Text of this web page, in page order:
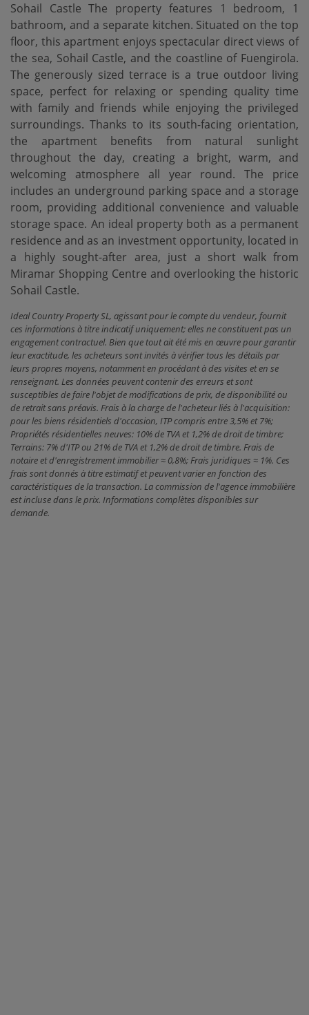
Sohail Castle The property features 1 bedroom, 1
bathroom, and a separate kitchen. Situated on the top
floor, this apartment enjoys spectacular direct views of
the sea, Sohail Castle, and the coastline of Fuengirola.
The generously sized terrace is a true outdoor living
space, perfect for relaxing or spending quality time
with family and friends while enjoying the privileged
surroundings. Thanks to its south-facing orientation,
the apartment benefits from natural sunlight
throughout the day, creating a bright, warm, and
welcoming atmosphere all year round. The price
includes an underground parking space and a storage
room, providing additional convenience and valuable
storage space. An ideal property both ‌as ‌a ‌permanent
‌residence and ‌as an investment ‌opportunity, ‌located in
‌a highly sought-after area, just a short walk ‌from
‌Miramar Shopping Centre ‌and ‌overlooking ‌the ‌historic
‌Sohail ‌Castle.
Ideal Country Property SL, agissant pour le compte du vendeur, fournit
ces informations à titre indicatif uniquement; elles ne constituent pas un
engagement contractuel. Bien que tout ait été mis en œuvre pour garantir
leur exactitude, les acheteurs sont invités à vérifier tous les détails par
leurs propres moyens, notamment en procédant à des visites et en se
renseignant. Les données peuvent contenir des erreurs et sont
susceptibles de faire l'objet de modifications de prix, de disponibilité ou
de retrait sans préavis. Frais à la charge de l'acheteur liés à l'acquisition:
pour les biens résidentiels d'occasion, ITP compris entre 3,5% et 7%;
Propriétés résidentielles neuves: 10% de TVA et 1,2% de droit de timbre;
Terrains: 7% d'ITP ou 21% de TVA et 1,2% de droit de timbre. Frais de
notaire et d'enregistrement immobilier ≈ 0,8%; Frais juridiques ≈ 1%. Ces
frais sont donnés à titre estimatif et peuvent varier en fonction des
caractéristiques de la transaction. La commission de l'agence immobilière
est incluse dans le prix. Informations complètes disponibles sur
demande.